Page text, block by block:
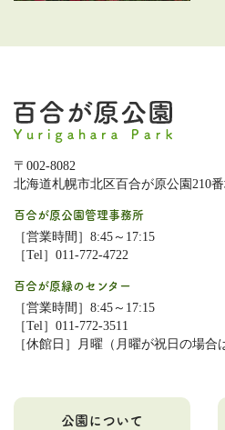
〒002-8082
北海道札幌市北区百合が原公園210
百合が原公園管理事務所
［営業時間］8:45～17:15
［Tel］011-772-4722
百合が原緑のセンター
［営業時間］8:45～17:15
［Tel］011-772-3511
［休館日］月曜（月曜が祝日の場合
公園について